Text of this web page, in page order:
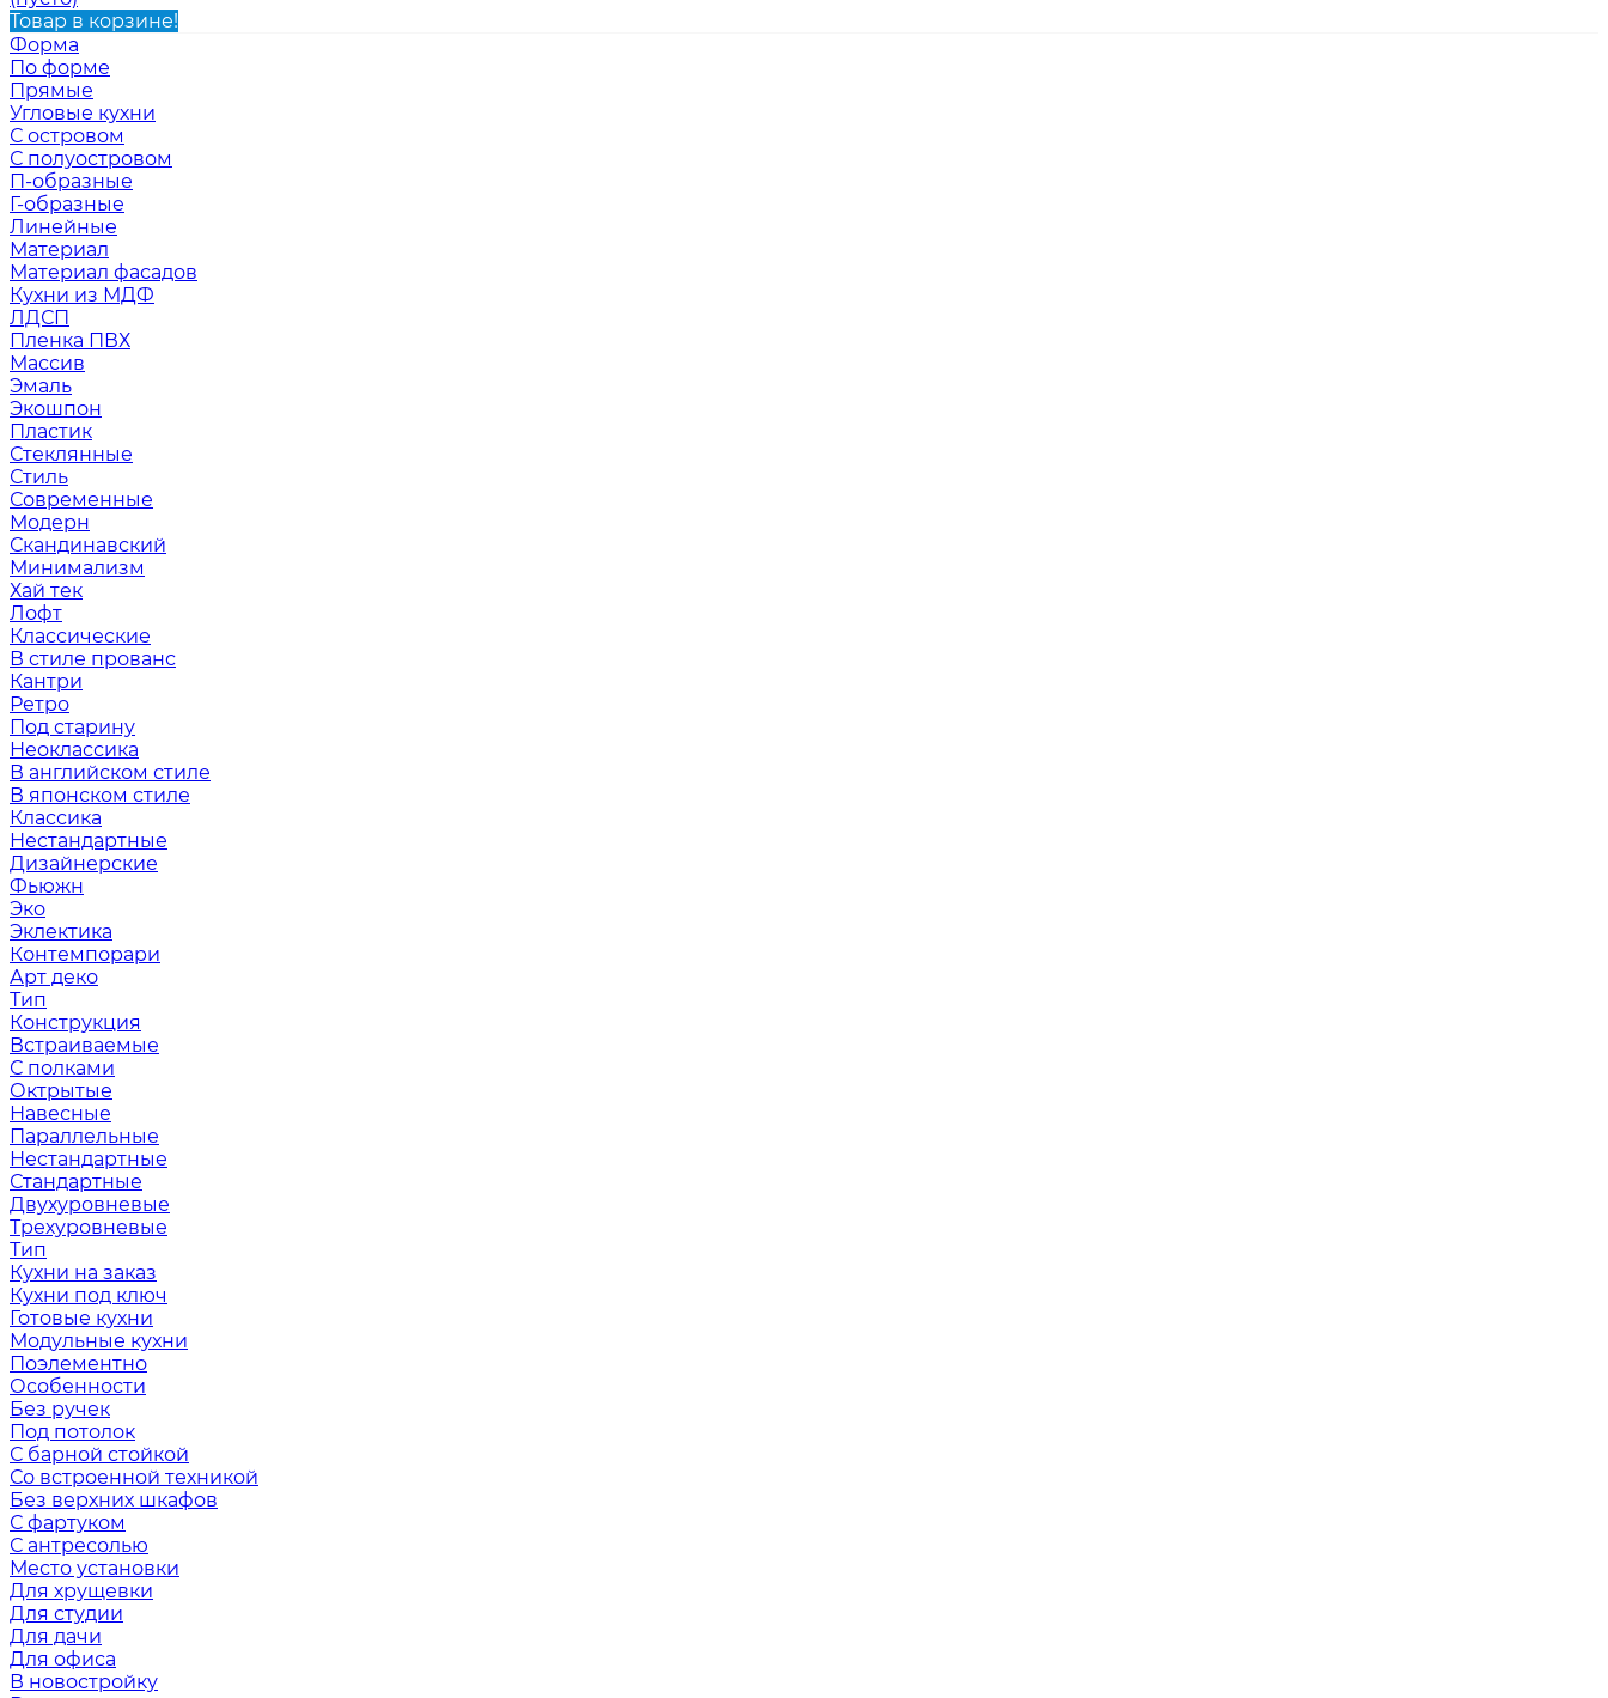
Товар в корзине!
Форма
По форме
Прямые
Угловые кухни
С островом
С полуостровом
П-образные
Г-образные
Линейные
Материал
Материал фасадов
Кухни из МДФ
ЛДСП
Пленка ПВХ
Массив
Эмаль
Экошпон
Пластик
Стеклянные
Стиль
Современные
Модерн
Скандинавский
Минимализм
Хай тек
Лофт
Классические
В стиле прованс
Кантри
Ретро
Под старину
Неоклассика
В английском стиле
В японском стиле
Классика
Нестандартные
Дизайнерские
Фьюжн
Эко
Эклектика
Контемпорари
Арт деко
Тип
Конструкция
Встраиваемые
С полками
Октрытые
Навесные
Параллельные
Нестандартные
Стандартные
Двухуровневые
Трехуровневые
Тип
Кухни на заказ
Кухни под ключ
Готовые кухни
Модульные кухни
Поэлементно
Особенности
Без ручек
Под потолок
С барной стойкой
Со встроенной техникой
Без верхних шкафов
С фартуком
С антресолью
Место установки
Для хрущевки
Для студии
Для дачи
Для офиса
В новостройку